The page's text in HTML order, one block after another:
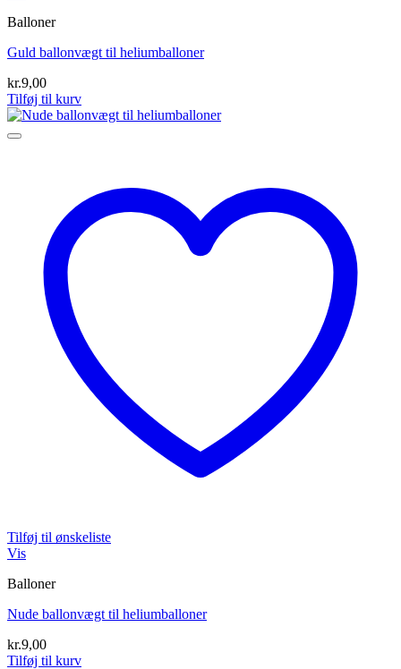
Balloner
Guld ballonvægt til heliumballoner
kr.9,00
Tilføj til kurv
Tilføj til ønskeliste
Vis
Balloner
Nude ballonvægt til heliumballoner
kr.9,00
Tilføj til kurv